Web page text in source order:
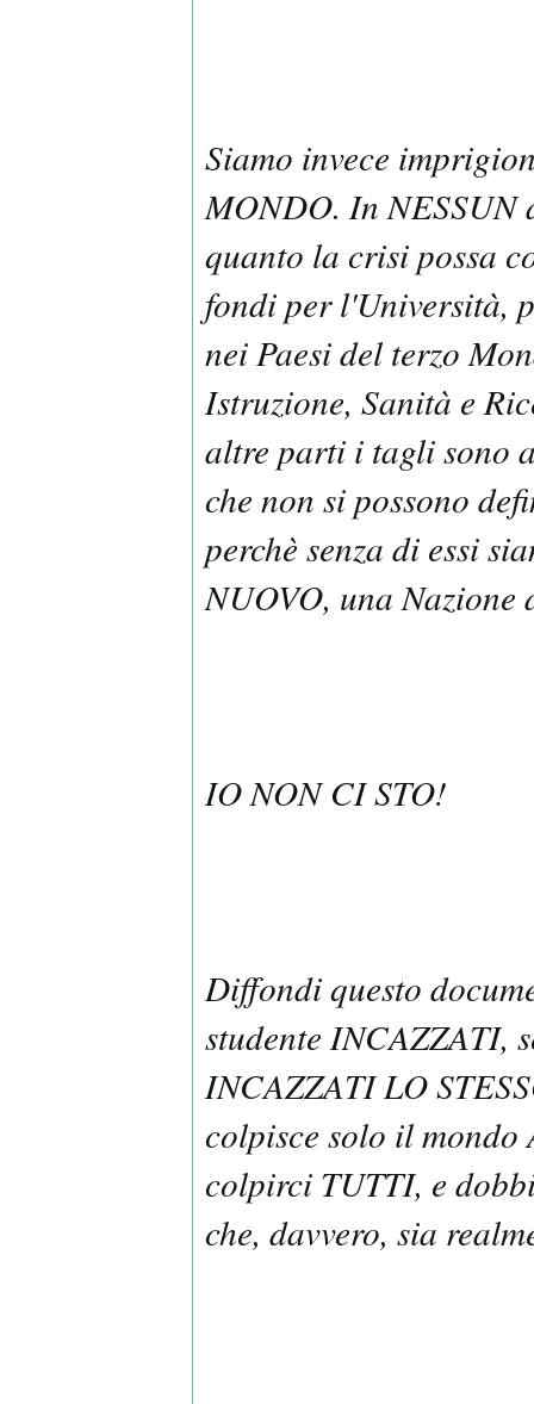
Siamo invece
MONDO. In NESSUN
quanto la crisi possa
fondi per l'Università,
nei Paesi del terzo
Istruzione, Sanità e
altre parti i tagli sono
che non si possono
perchè senza di essi
NUOVO, una
IO NON CI STO!
Diffondi questo
studente INCAZZATI,
INCAZZATI LO
colpisce solo il mondo
colpirci TUTTI, e
che, davvero, sia